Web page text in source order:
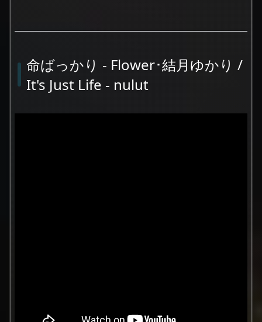
命ばっかり - Flower･結月ゆかり /
It's Just Life - nulut